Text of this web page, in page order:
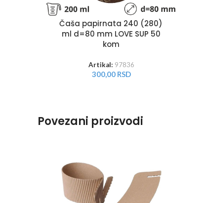
Čaša papirnata 240 (280)
ml d=80 mm LOVE SUP 50
kom
Artikal: 97836
300,00 RSD
Povezani proizvodi